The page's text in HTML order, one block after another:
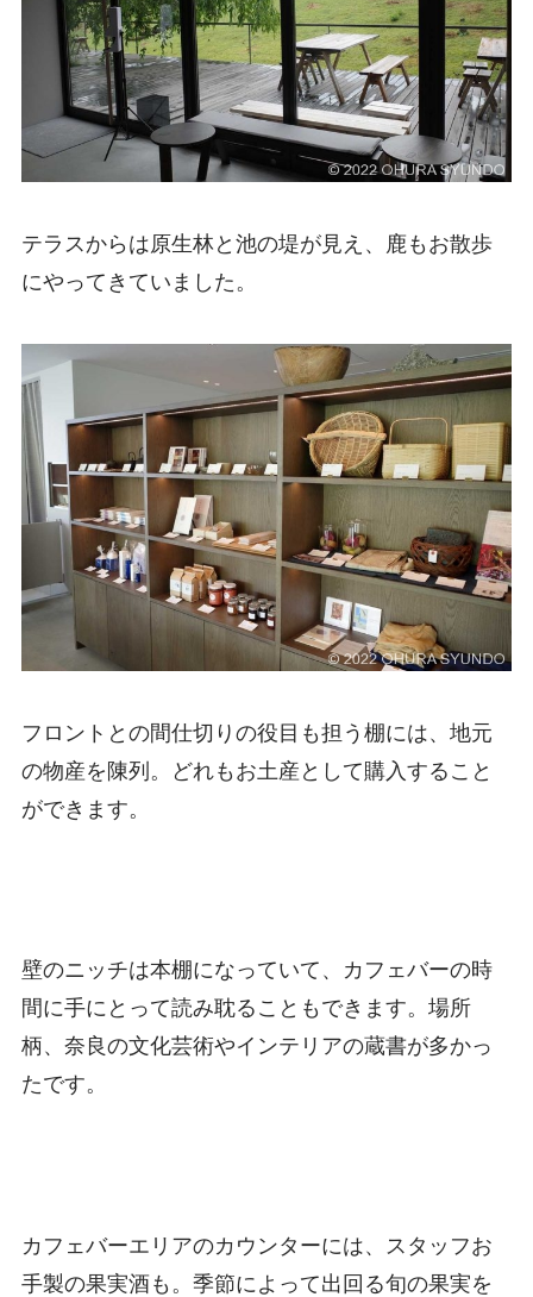
テラスからは原生林と池の堤が見え、鹿もお散歩
にやってきていました。
フロントとの間仕切りの役目も担う棚には、地元
の物産を陳列。どれもお土産として購入すること
ができます。
壁のニッチは本棚になっていて、カフェバーの時
間に手にとって読み耽ることもできます。場所
柄、奈良の文化芸術やインテリアの蔵書が多かっ
たです。
カフェバーエリアのカウンターには、スタッフお
手製の果実酒も。季節によって出回る旬の果実を